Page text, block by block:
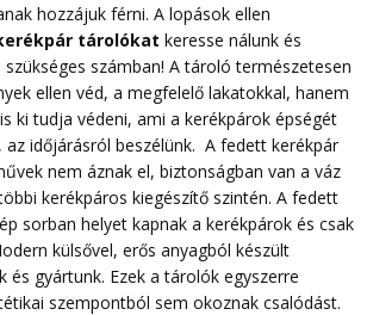
hozzájuk férni. A lopások ellen
tárolókat keresse nálunk és
számban! A tároló természetesen
ellen véd, a megfelelő lakatokkal, hanem
ki tudja védeni, ami a kerékpárok épségét
az időjárásról beszélünk. A fedett kerékpár
nem áznak el, biztonságban van a váz
kerékpáros kiegészítő szintén. A fedett
sorban helyet kapnak a kerékpárok és csak
külsővel, erős anyagból készült
és gyártunk. Ezek a tárolók egyszerre
szempontból sem okoznak csalódást.